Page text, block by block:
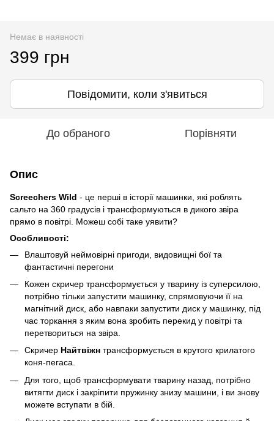
Немає в наявності
399 грн
Повідомити, коли з'явиться
До обраного Порівняти
Опис
Screechers Wild - це перші в історії машинки, які роблять
сальто на 360 градусів і трансформуються в дикого звіра
прямо в повітрі. Можеш собі таке уявити?
Особливості:
Влаштовуй неймовірні пригоди, видовищні бої та
фантастичні перегони
Кожен скричер трансформується у тварину із суперсилою,
потрібно тільки запустити машинку, спрямовуючи її на
магнітний диск, або навпаки запустити диск у машинку, під
час торкання з яким вона зробить перекид у повітрі та
перетвориться на звіра.
Скричер Найтвіжн трансформується в крутого крилатого
коня-пегаса.
Для того, щоб трансформувати тварину назад, потрібно
витягти диск і закріпити пружинку знизу машини, і ви знову
можете вступати в бій.